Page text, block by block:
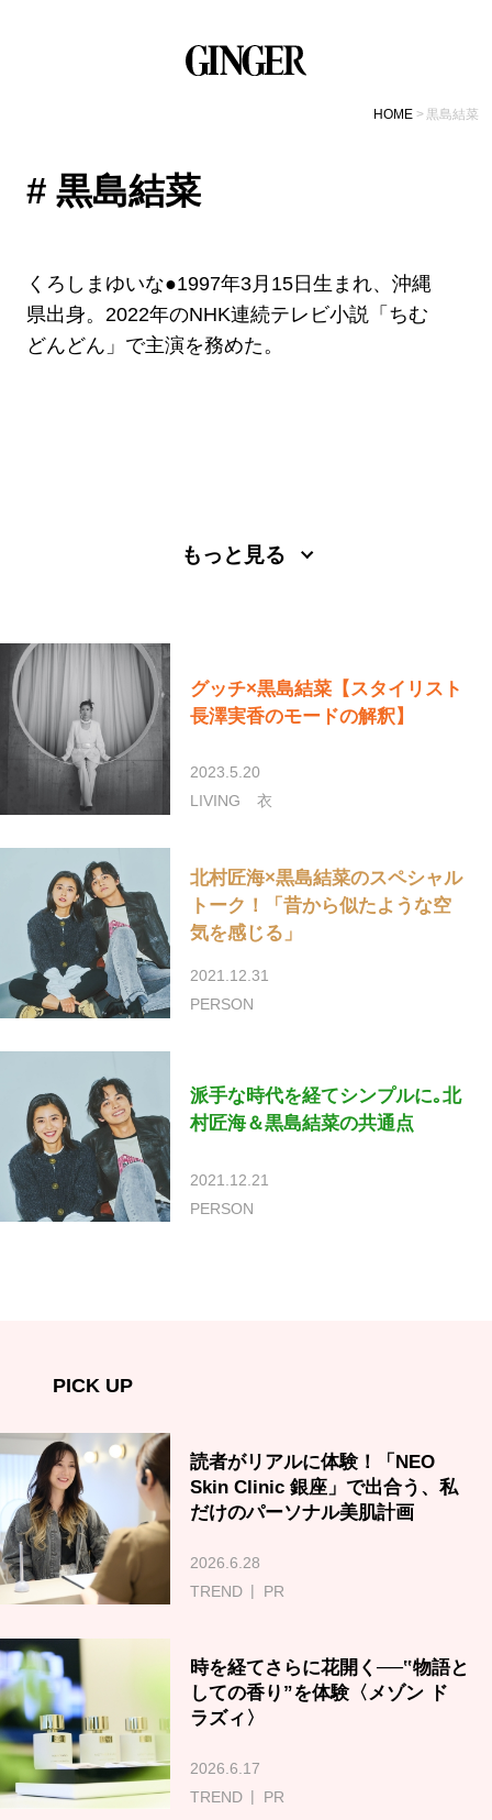
HOME 黒島結菜
# 黒島結菜
くろしまゆいな●1997年3月15日生まれ、沖縄
県出身。2022年のNHK連続テレビ小説「ちむ
どんどん」で主演を務めた。
もっと見る
グッチ×黒島結菜【スタイリスト
長澤実香のモードの解釈】
2023.5.20
LIVING
衣
北村匠海×黒島結菜のスペシャル
トーク！「昔から似たような空
気を感じる」
2021.12.31
PERSON
派手な時代を経てシンプルに｡北
村匠海＆黒島結菜の共通点
2021.12.21
PERSON
PICK UP
読者がリアルに体験！「NEO
Skin Clinic 銀座」で出合う、私
だけのパーソナル美肌計画
2026.6.28
TREND
PR
時を経てさらに花開く──‟物語と
しての香り”を体験〈メゾン ド
ラズィ〉
2026.6.17
TREND
PR